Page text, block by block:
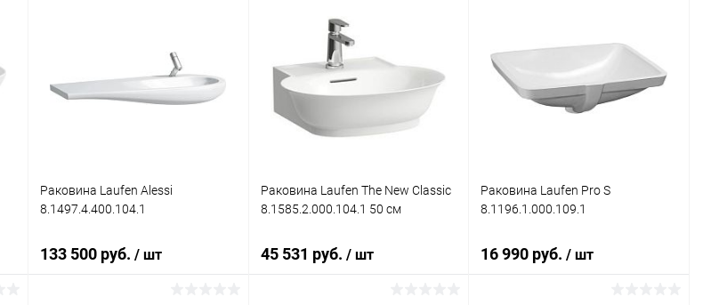
Сравнение
В избранное Под заказ
В корзину
Купить в 1 клик Сравнение
В избранное Под заказ
Сравнение
В избранное Под заказ
Раковина Laufen Alessi
8.1497.4.400.104.1
133 500 руб. / шт
Раковина Laufen The New Classic
8.1585.2.000.104.1 50 см
45 531 руб. / шт
Раковина Laufen Pro S
8.1196.1.000.109.1
16 990 руб./ шт